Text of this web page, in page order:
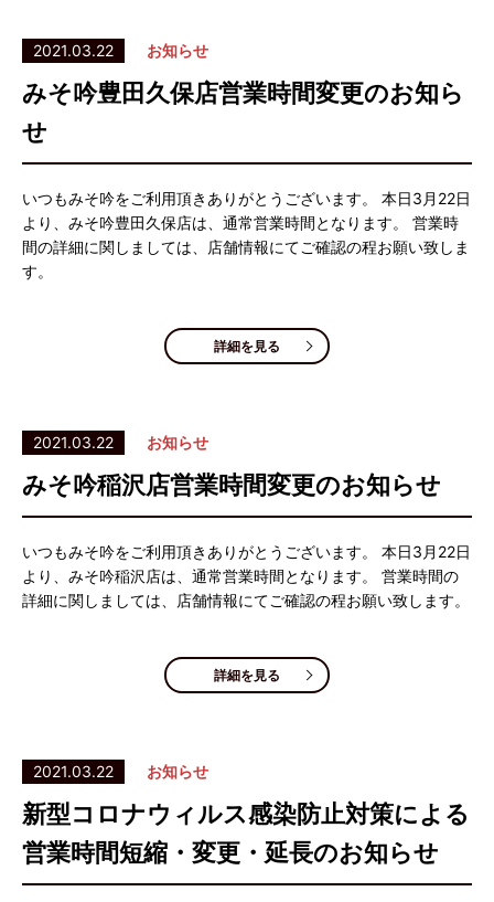
2021.03.22 お知らせ
みそ吟豊田久保店営業時間変更のお知ら
せ
いつもみそ吟をご利用頂きありがとうございます。 本日3月22日
より、みそ吟豊田久保店は、通常営業時間となります。 営業時
間の詳細に関しましては、店舗情報にてご確認の程お願い致しま
す。
詳細を見る
2021.03.22 お知らせ
みそ吟稲沢店営業時間変更のお知らせ
いつもみそ吟をご利用頂きありがとうございます。 本日3月22日
より、みそ吟稲沢店は、通常営業時間となります。 営業時間の
詳細に関しましては、店舗情報にてご確認の程お願い致します。
詳細を見る
2021.03.22 お知らせ
新型コロナウィルス感染防止対策による
営業時間短縮・変更・延長のお知らせ